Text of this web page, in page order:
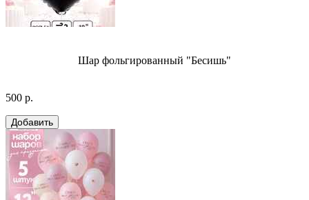
Шар фольгированный "Бесишь"
500 р.